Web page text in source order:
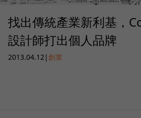
找出傳統產業新利基，
設計師打出個人品牌
2013.04.12|創業